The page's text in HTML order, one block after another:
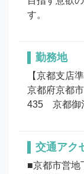
す。
勤務地
【京都支店
京都府京都
435　京都御
交通アク
■京都市営地